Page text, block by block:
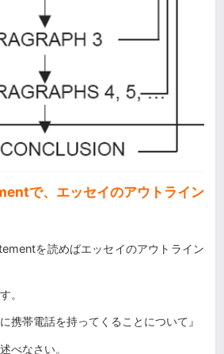
で、エッセイのアウトライン
を読めばエッセイのアウトライン
。
携帯電話を持ってくることについて』
べなさい。